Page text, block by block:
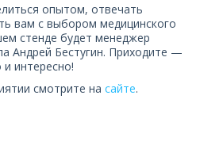
опытом, отвечать
вам с выбором медицинского
стенде будет менеджер
Андрей Бестугин. Приходите —
интересно!
смотрите на сайте.